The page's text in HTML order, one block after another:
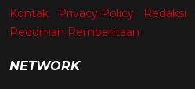
Kontak Privacy Policy Redaksi
Pedoman Pemberitaan
NETWORK